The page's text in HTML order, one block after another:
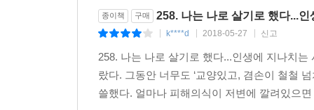
평범하지만 아름다운 우리 보통의 존재들을 위하
당신이 조금은 자유로워졌기를 바란다
우리에게 건투를 빈다
종이책 구매 258. 나는 나로 살기로 했다...
k****d 2018-05-27 신고
258. 나는 나로 살기로 했다...인생에 지나치는
랐다. 그동안 너무도 ‘교양있고, 겸손이 철철
쓸했다. 얼마나 피해의식이 저변에 깔려있으